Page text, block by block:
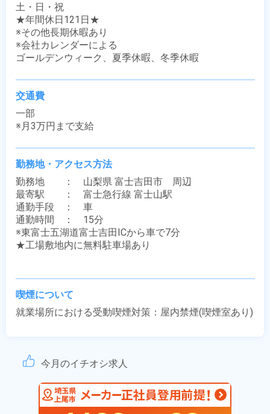
土・日・祝
★年間休日121日★
※その他長期休暇あり
※会社カレンダーによる
ゴールデンウィーク、夏季休暇、冬季休暇
交通費
一部
※月3万円まで支給
勤務地・アクセス方法
勤務地　　：　山梨県 富士吉田市　周辺
最寄駅　　：　富士急行線 富士山駅
通勤手段　：　車
通勤時間　：　15分
※東富士五湖道富士吉田ICから車で7分
★工場敷地内に無料駐車場あり
喫煙について
就業場所における受動喫煙対策：屋内禁煙(喫煙室あり)
今月のイチオシ求人